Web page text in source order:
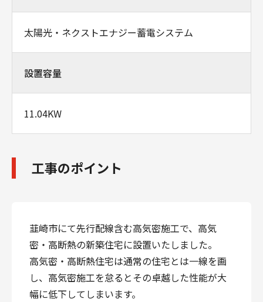
太陽光・ネクストエナジー蓄電システム
設置容量
11.04KW
工事のポイント
韮崎市にて先行配線含む高気密施工で、高気
密・高断熱の新築住宅に設置いたしました。
高気密・高断熱住宅は通常の住宅とは一線を画
し、高気密施工を怠るとその卓越した性能が大
幅に低下してしまいます。